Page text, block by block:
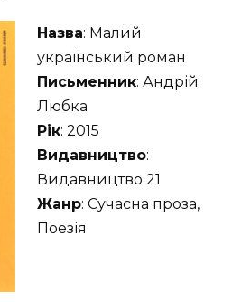
Назва: Малий
український роман
Письменник: Андрій
Любка
Рік: 2015
Видавництво:
Видавництво 21
Жанр: Сучасна проза,
Поезія